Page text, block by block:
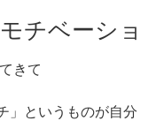
チベーショ
きて
」というものが自分